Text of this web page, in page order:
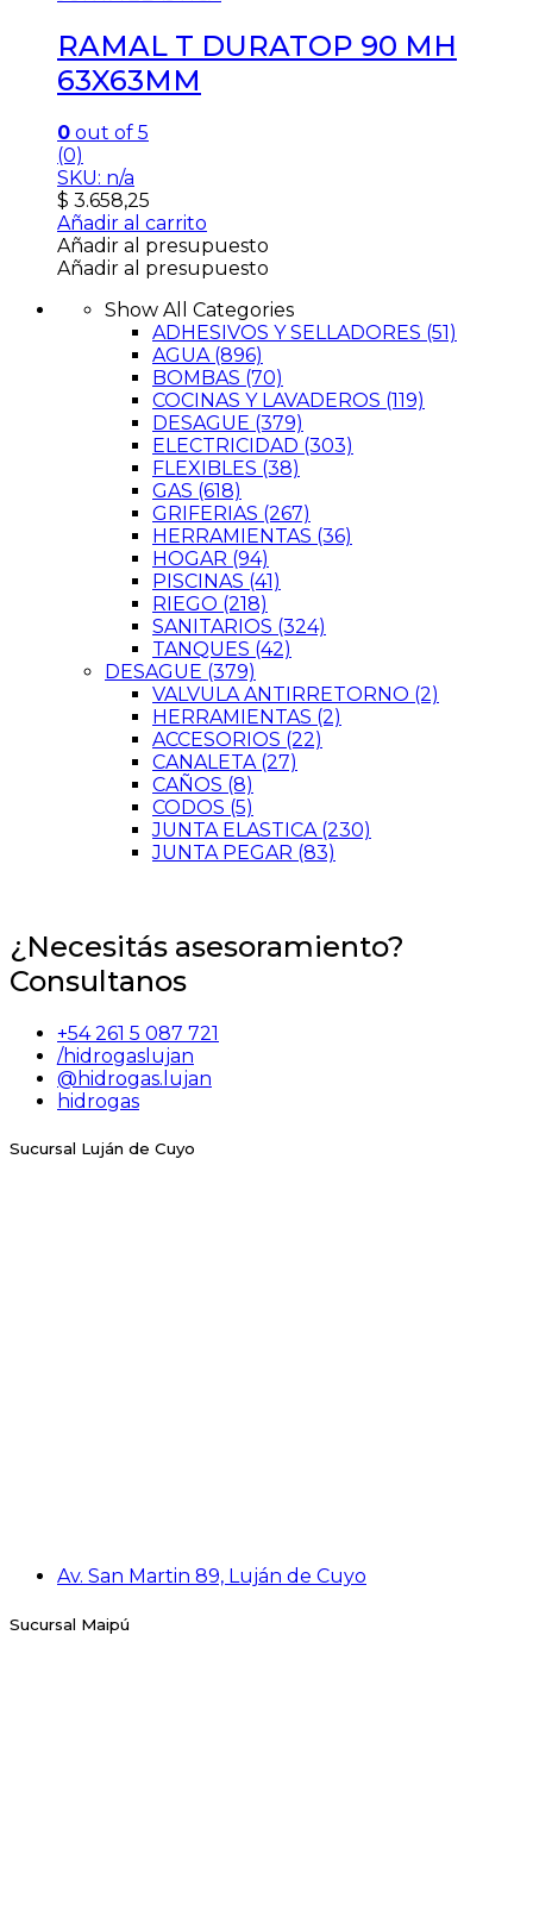
RAMAL T DURATOP 90 MH
63X63MM
0 out of 5
(0)
SKU: n/a
$ 3.658,25
Añadir al carrito
Añadir al presupuesto
Añadir al presupuesto
Show All Categories
ADHESIVOS Y SELLADORES (51)
AGUA (896)
BOMBAS (70)
COCINAS Y LAVADEROS (119)
DESAGUE (379)
ELECTRICIDAD (303)
FLEXIBLES (38)
GAS (618)
GRIFERIAS (267)
HERRAMIENTAS (36)
HOGAR (94)
PISCINAS (41)
RIEGO (218)
SANITARIOS (324)
TANQUES (42)
DESAGUE (379)
VALVULA ANTIRRETORNO (2)
HERRAMIENTAS (2)
ACCESORIOS (22)
CANALETA (27)
CAÑOS (8)
CODOS (5)
JUNTA ELASTICA (230)
JUNTA PEGAR (83)
¿Necesitás asesoramiento?
Consultanos
+54 261 5 087 721
/hidrogaslujan
@hidrogas.lujan
hidrogas
Sucursal Luján de Cuyo
Av. San Martin 89, Luján de Cuyo
Sucursal Maipú